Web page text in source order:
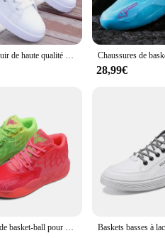
Baskets en cuir de haute qualité pour hommes, chaussures de plein air décontractées, à lacets, offre spéciale
28,99€
Chaussures de basket-ball pour hommes, chaussures de sport décontractées, baskets de course en plein air, baskets pour hommes, haut, anti-alde, haute qualité, été, automne